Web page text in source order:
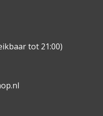
tot 21:00)